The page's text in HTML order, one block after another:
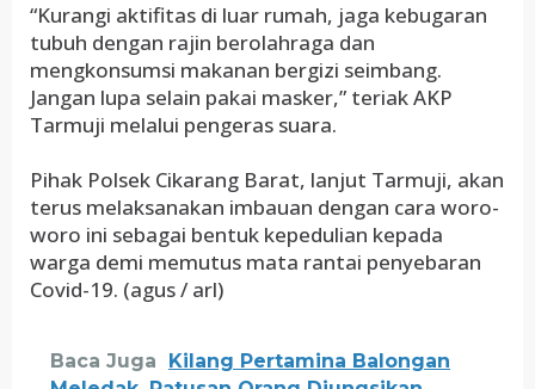
“Kurangi aktifitas di luar rumah, jaga kebugaran
tubuh dengan rajin berolahraga dan
mengkonsumsi makanan bergizi seimbang.
Jangan lupa selain pakai masker,” teriak AKP
Tarmuji melalui pengeras suara.
Pihak Polsek Cikarang Barat, lanjut Tarmuji, akan
terus melaksanakan imbauan dengan cara woro-
woro ini sebagai bentuk kepedulian kepada
warga demi memutus mata rantai penyebaran
Covid-19. (agus / arl)
Baca Juga
Kilang Pertamina Balongan